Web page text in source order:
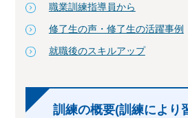
職業訓練指導員から
修了生の声・修了生の活躍事例
就職後のスキルアップ
訓練の概要(訓練により